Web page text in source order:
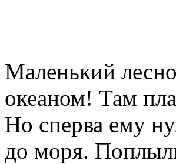
Маленький
океаном! Там
Но сперва ему
до моря.